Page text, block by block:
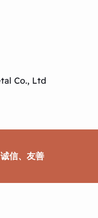
Co., Ltd
信、友善